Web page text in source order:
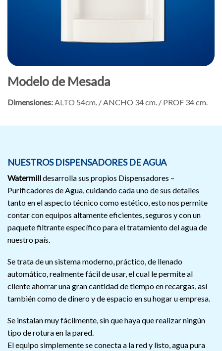
Modelo de Mesada
Dimensiones:ALTO 54cm. / ANCHO 34 cm. / PROF 34 cm.
NUESTROS DISPENSADORES DE AGUA
Watermilldesarrolla sus propios Dispensadores –
Purificadores de Agua, cuidando cada uno de sus detalles
tanto en el aspecto técnico como estético, esto nos permite
contar con equipos altamente eficientes, seguros y con un
paquete filtrante específico para el tratamiento del agua de
nuestro país.
Se trata de un sistema moderno, práctico, de llenado
automático, realmente fácil de usar, el cual le permite al
cliente ahorrar una gran cantidad de tiempo en recargas, así
también como de dinero y de espacio en su hogar u empresa.
Se instalan muy fácilmente, sin que haya que realizar ningún
tipo de rotura en la pared.
El equipo simplemente se conecta a la red y listo, agua pura